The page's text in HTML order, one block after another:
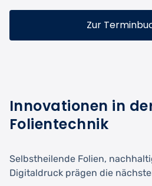
Zur
Innovationen in
Folientechnik
Selbstheilende Folien,
Digitaldruck prägen die